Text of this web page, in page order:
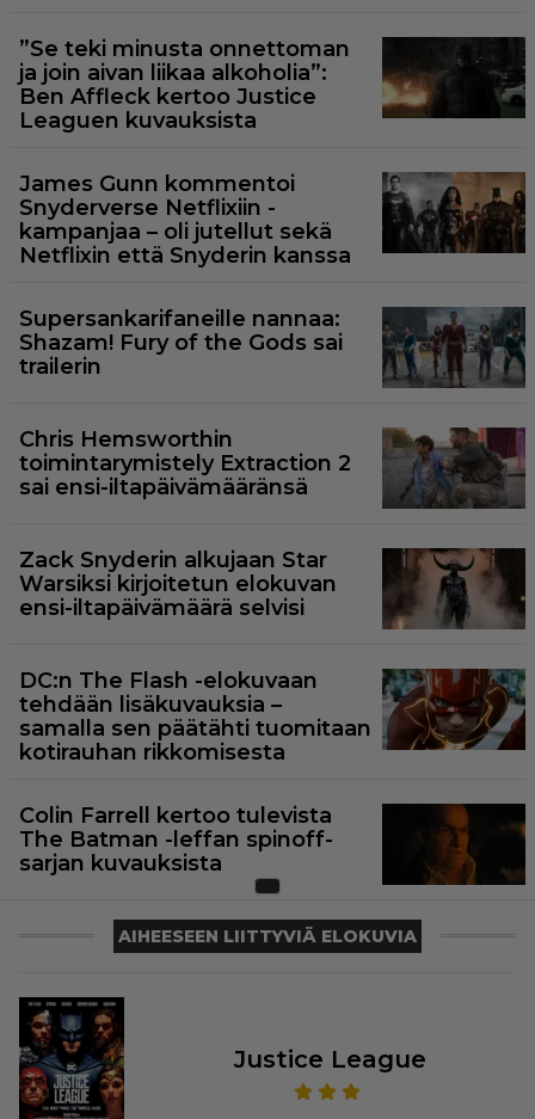
”Se teki minusta onnettoman
ja join aivan liikaa alkoholia”:
Ben Affleck kertoo Justice
Leaguen kuvauksista
James Gunn kommentoi
Snyderverse Netflixiin -
kampanjaa – oli jutellut sekä
Netflixin että Snyderin kanssa
Supersankarifaneille nannaa:
Shazam! Fury of the Gods sai
trailerin
Chris Hemsworthin
toimintarymistely Extraction 2
sai ensi-iltapäivämääränsä
Zack Snyderin alkujaan Star
Warsiksi kirjoitetun elokuvan
ensi-iltapäivämäärä selvisi
DC:n The Flash -elokuvaan
tehdään lisäkuvauksia –
samalla sen päätähti tuomitaan
kotirauhan rikkomisesta
Colin Farrell kertoo tulevista
The Batman -leffan spinoff-
sarjan kuvauksista
AIHEESEEN LIITTYVIÄ ELOKUVIA
Justice League